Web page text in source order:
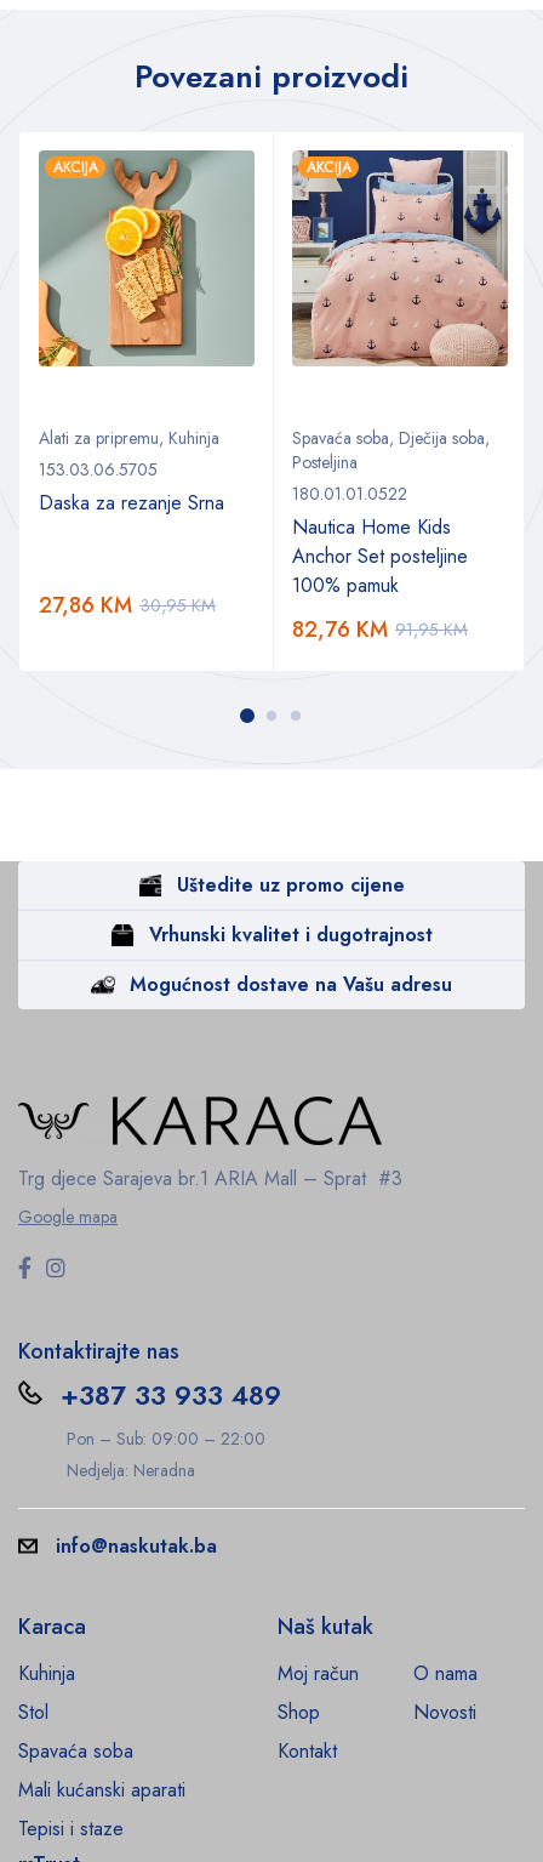
Povezani proizvodi
AKCIJA
Alati za pripremu, Kuhinja
153.03.06.5705
Daska za rezanje Srna
30,95KM
27,86 KM
AKCIJA
Spavaća soba, Dječija soba,
Posteljina
180.01.01.0522
Nautica Home Kids
Anchor Set posteljine
100% pamuk
91,95KM
82,76 KM
Uštedite uz promo cijene
Vrhunski kvalitet i dugotrajnost
Mogućnost dostave na Vašu adresu
Trg djece Sarajeva br.1 ARIA Mall – Sprat #3
Google mapa
Kontaktirajte nas
+387 33 933 489
Pon – Sub: 09:00 – 22:00
Nedjelja: Neradna
info@naskutak.ba
Karaca
Kuhinja
Stol
Spavaća soba
Mali kućanski aparati
Tepisi i staze
Naš kutak
Moj račun
O nama
Shop
Novosti
Kontakt